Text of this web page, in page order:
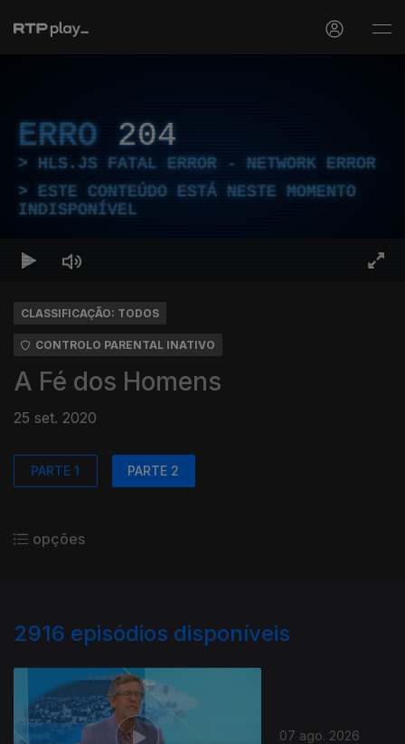
ERRO 204
HLS.JS FATAL ERROR - NETWORK ERROR
ESTE CONTEÚDO ESTÁ NESTE MOMENTO
INDISPONÍVEL
CLASSIFICAÇÃO: TODOS
CONTROLO PARENTAL INATIVO
A Fé dos Homens
25 set. 2020
PARTE 1 PARTE 2
opções
2916 episódios disponíveis
07 ago. 2026